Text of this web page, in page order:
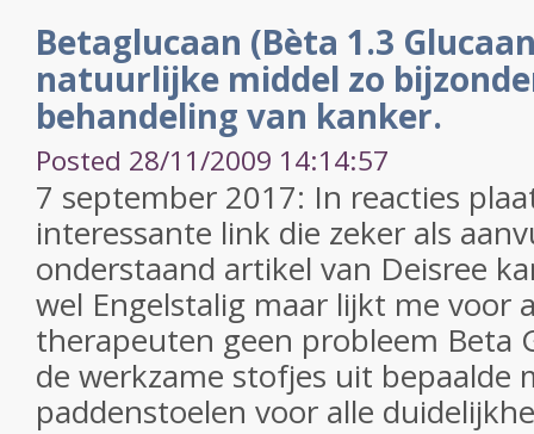
Betaglucaan (Bèta 1.3
natuurlijke middel zo
behandeling van kanker.
Posted 28/11/2009 14:14:57
7 september 2017: In reacties
interessante link die zeker als
onderstaand artikel van Deisree
wel Engelstalig maar lijkt me voor
therapeuten geen probleem Beta
de werkzame stofjes uit bepaalde
paddenstoelen voor alle